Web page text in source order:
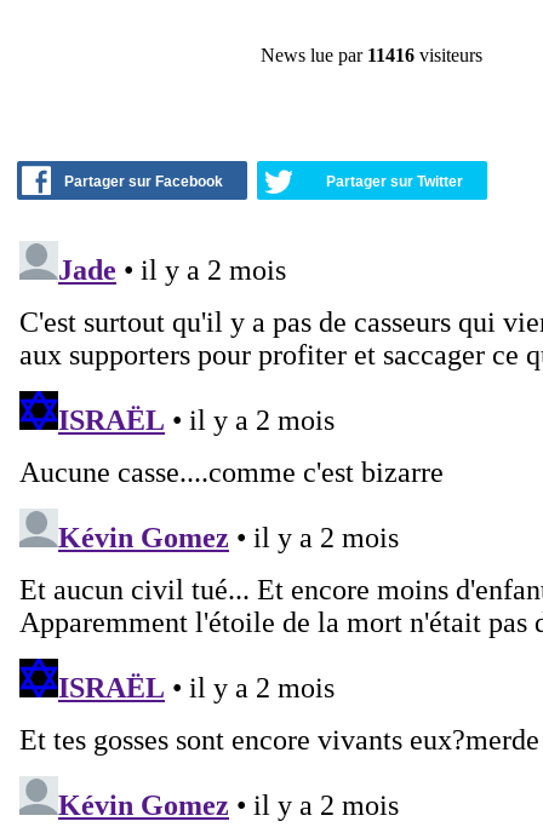
News lue par 11416visiteurs
Partager sur Facebook Partager sur Twitter